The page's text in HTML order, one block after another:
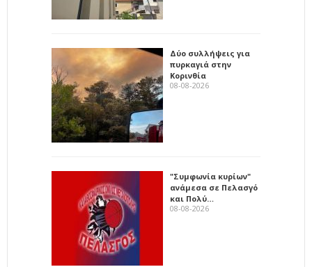
Δύο συλλήψεις για
πυρκαγιά στην
Κορινθία
08-08-2026
"Συμφωνία κυρίων"
ανάμεσα σε Πελασγό
και Πολύ…
08-08-2026